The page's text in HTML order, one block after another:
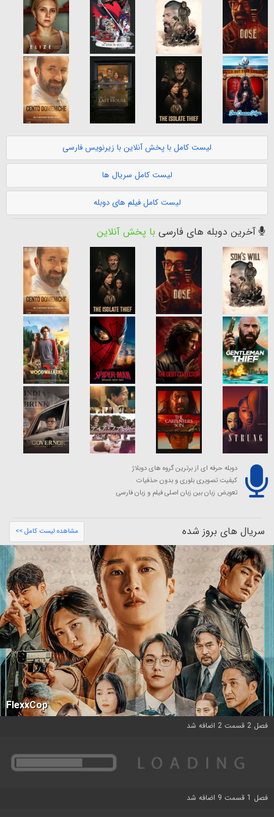
لیست کامل با پخش آنلاین با زیرنویس فارسی
لیست کامل سریال ها
لیست کامل فیلم های دوبله
آخرین دوبله های فارسی با پخش آنلاین
دوبله حرفه ای از برترین گروه های دوبلاژ
کیفیت تصویری بلوری و بدون حذفیات
تعویض زبان بین زبان اصلی فیلم و زبان فارسی
سریال های بروز شده مشاهده لیست کامل >>
FlexxCop
فصل 2 قسمت 2 اضافه شد
فصل 1 قسمت 9 اضافه شد